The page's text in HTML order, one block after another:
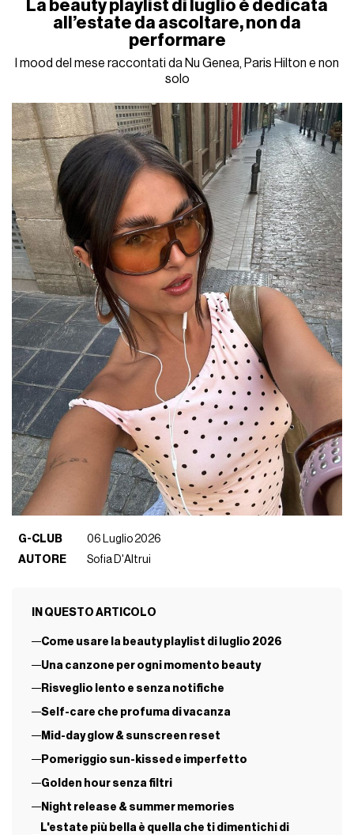
La beauty playlist di luglio è dedicata
all’estate da ascoltare, non da
performare
I mood del mese raccontati da Nu Genea, Paris Hilton e non
solo
G-CLUB
06 Luglio 2026
AUTORE
Sofia D'Altrui
IN QUESTO ARTICOLO
Come usare la beauty playlist di luglio 2026
Una canzone per ogni momento beauty
Risveglio lento e senza notifiche
Self-care che profuma di vacanza
Mid-day glow & sunscreen reset
Pomeriggio sun-kissed e imperfetto
Golden hour senza filtri
Night release & summer memories
L'estate più bella è quella che ti dimentichi di